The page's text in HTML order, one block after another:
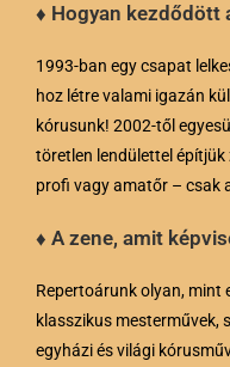
♦ Hogyan kezdődött
1993-ban egy csapat
hoz létre valami igazán
kórusunk! 2002-től
töretlen lendülettel
profi vagy amatőr – csak
♦ A zene, amit
Repertoárunk olyan, mint
klasszikus mesterművek,
egyházi és világi